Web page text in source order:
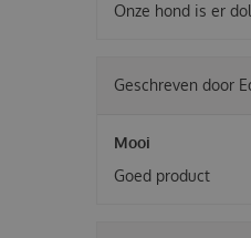
Onze hond is er
Geschreven door
Mooi
Goed product